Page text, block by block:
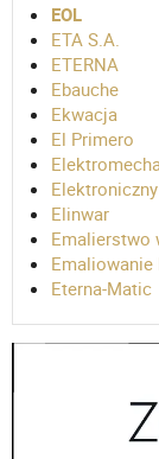
EOL
ETA S.A.
ETERNA
Ebauche
Ekwacja
El Primero
Elinwar
Emalierstwo
Eterna-Matic